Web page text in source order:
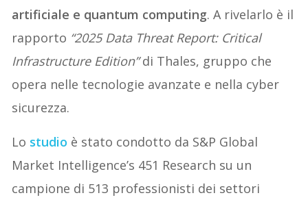
artificiale e quantum computing. A rivelarlo è il
rapporto “2025 Data Threat Report: Critical
Infrastructure Edition”di Thales, gruppo che
opera nelle tecnologie avanzate e nella cyber
sicurezza.
Lo studio è stato condotto da S&P Global
Market Intelligence’s 451 Research su un
campione di 513 professionisti dei settori